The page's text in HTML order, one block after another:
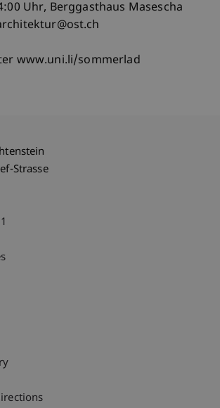
Uhr, Berggasthaus Masescha
www.uni.li/sommerlad
Strasse
Hinweise
Verzeichnis